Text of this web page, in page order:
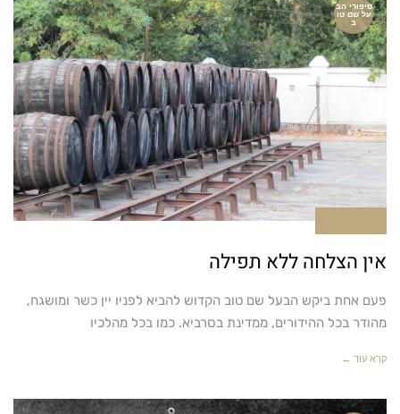
סיפורי הב
על שם טו
ב
אין הצלחה ללא תפילה
פעם אחת ביקש הבעל שם טוב הקדוש להביא לפניו יין כשר ומושגח,
מהודר בכל ההידורים, ממדינת בסרביא. כמו בכל מהלכיו
קרא עוד ←